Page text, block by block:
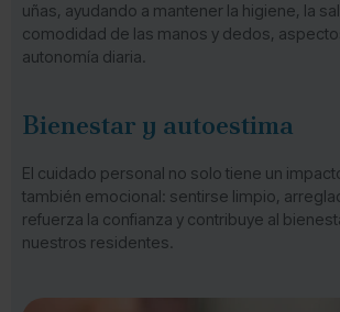
uñas, ayudando a mantener la higiene, la
comodidad de las manos y dedos,
autonomía diaria.
Bienestar y autoestima
El cuidado personal no solo tiene un
también emocional: sentirse limpio,
refuerza la confianza y contribuye al
nuestros residentes.